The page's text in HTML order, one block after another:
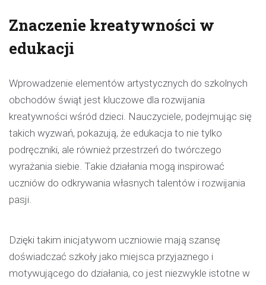
Znaczenie kreatywności w
edukacji
Wprowadzenie elementów artystycznych do szkolnych
obchodów świąt jest kluczowe dla rozwijania
kreatywności wśród dzieci. Nauczyciele, podejmując się
takich wyzwań, pokazują, że edukacja to nie tylko
podręczniki, ale również przestrzeń do twórczego
wyrażania siebie. Takie działania mogą inspirować
uczniów do odkrywania własnych talentów i rozwijania
pasji.
Dzięki takim inicjatywom uczniowie mają szansę
doświadczać szkoły jako miejsca przyjaznego i
motywującego do działania, co jest niezwykle istotne w